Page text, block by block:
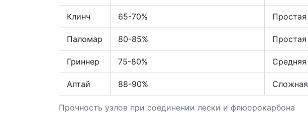
Прочность узлов при соединении лески и флюорокарбона
Клинч 65-70% Простая
Паломар 80-85% Простая
Гриннер 75-80% Средняя
Алтай 88-90% Сложная